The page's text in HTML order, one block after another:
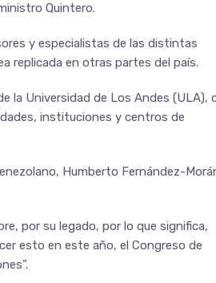
Quintero.
y especialistas de las distintas
replicada en otras partes del país.
la Universidad de Los Andes (ULA),
instituciones y centros de
Humberto Fernández-
por su legado, por lo que significa,
esto en este año, el Congreso de